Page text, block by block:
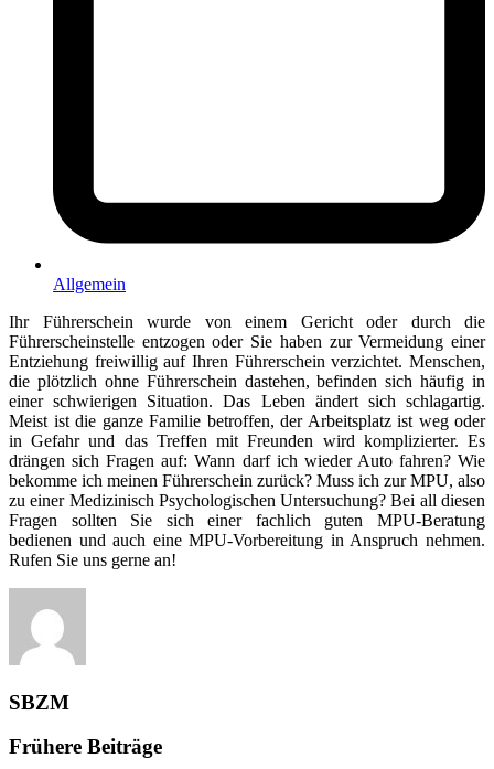
Allgemein
Ihr Führerschein wurde von einem Gericht oder durch die
Führerscheinstelle entzogen oder Sie haben zur Vermeidung einer
Entziehung freiwillig auf Ihren Führerschein verzichtet. Menschen,
die plötzlich ohne Führerschein dastehen, befinden sich häufig in
einer schwierigen Situation. Das Leben ändert sich schlagartig.
Meist ist die ganze Familie betroffen, der Arbeitsplatz ist weg oder
in Gefahr und das Treffen mit Freunden wird komplizierter. Es
drängen sich Fragen auf: Wann darf ich wieder Auto fahren? Wie
bekomme ich meinen Führerschein zurück? Muss ich zur MPU, also
zu einer Medizinisch Psychologischen Untersuchung? Bei all diesen
Fragen sollten Sie sich einer fachlich guten MPU-Beratung
bedienen und auch eine MPU-Vorbereitung in Anspruch nehmen.
Rufen Sie uns gerne an!
SBZM
Frühere Beiträge